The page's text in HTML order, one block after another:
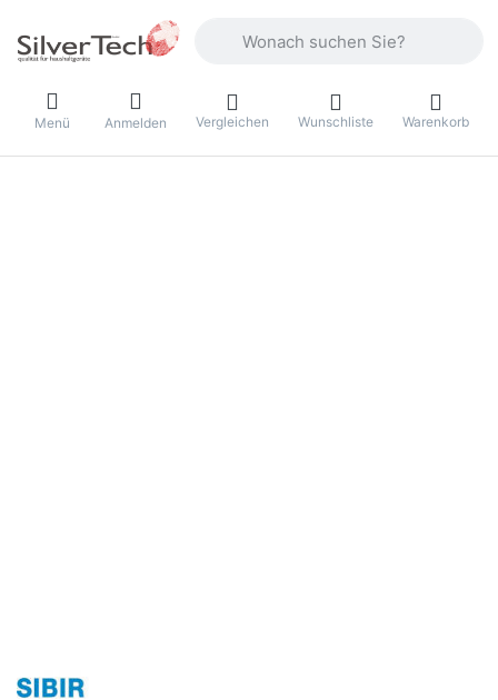
Menü Anmelden Vergleichen Wunschliste Warenkorb